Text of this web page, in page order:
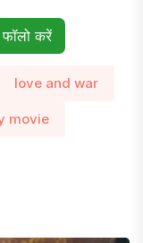
करें
love and war
movie